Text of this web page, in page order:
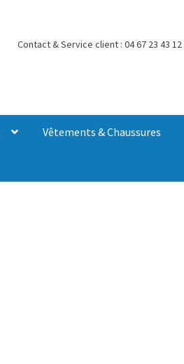
Contact & Service client : 04 67 23 43 12
Vêtements & Chaussures